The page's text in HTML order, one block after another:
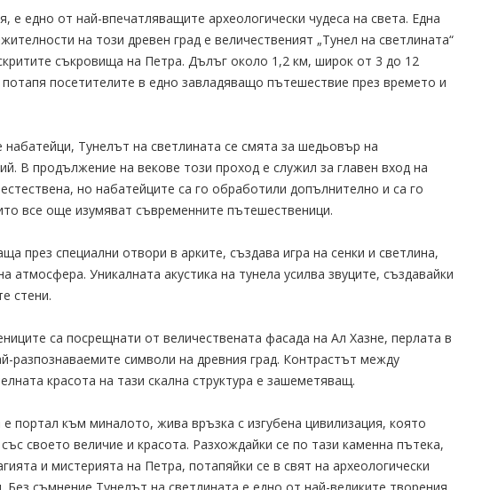
е едно от най-впечатляващите археологически чудеса на света. Една
на този древен град е величественият „Тунел на светлината“
съкровища на Петра. Дълъг около 1,2 км, широк от 3 до 12
посетителите в едно завладяващо пътешествие през времето и
Тунелът на светлината се смята за шедьовър на
В продължение на векове този проход е служил за главен вход на
но набатейците са го обработили допълнително и са го
все още изумяват съвременните пътешественици.
през специални отвори в арките, създава игра на сенки и светлина,
атмосфера. Уникалната акустика на тунела усилва звуците, създавайки
стени.
са посрещнати от величествената фасада на Ал Хазне, перлата в
разпознаваемите символи на древния град. Контрастът между
красота на тази скална структура е зашеметяващ.
портал към миналото, жива връзка с изгубена цивилизация, която
своето величие и красота. Разхождайки се по тази каменна пътека,
и мистерията на Петра, потапяйки се в свят на археологически